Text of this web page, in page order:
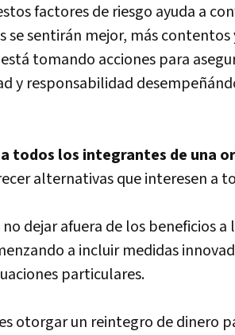
factores de riesgo ayuda a
se sentirán mejor, más
tomando acciones para
y responsabilidad
todos los integrantes de una
alternativas que interesen a
dejar afuera de los beneficios a
a incluir medidas
particulares.
otorgar un reintegro de dinero